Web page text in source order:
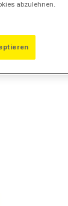
abzulehnen.